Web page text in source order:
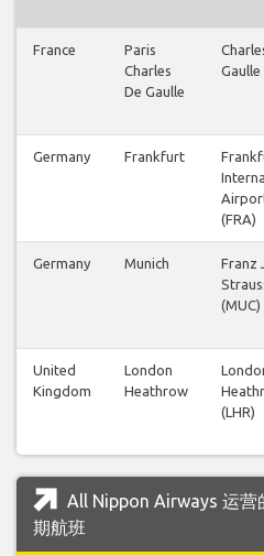
France
Paris
Charles
De Gaulle
Gaulle
Germany Frankfurt
(FRA)
Germany Munich
Franz
(MUC)
United
Kingdom
London
Heathrow
(LHR)
All Nippon Airways 运营
期航班